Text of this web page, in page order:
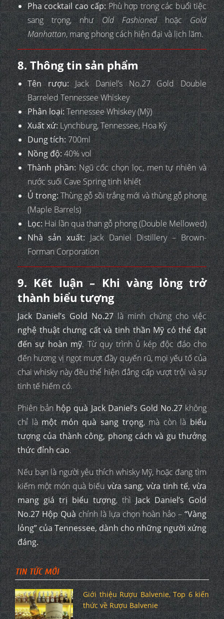
Pha cocktail cao cấp:Phù hợp trong các buổi tiệc
sang trọng, nhưOld FashionedhoặcGold
Manhattan, mang phong cách hiện đại và lịch lãm.
8. Thông tin sản phẩm
Tên rượu:Jack Daniel’s No.27 Gold Double
Barreled Tennessee Whiskey
Phân loại:Tennessee Whiskey (Mỹ)
Xuất xứ:Lynchburg, Tennessee, Hoa Kỳ
Dung tích:700ml
Nồng độ:40% vol
Thành phần:Ngũ cốc chọn lọc, men tự nhiên và
nước suối Cave Spring tinh khiết
Ủ trong:Thùng gỗ sồi trắng mới và thùng gỗ phong
(Maple Barrels)
Lọc:Hai lần qua than gỗ phong (Double Mellowed)
Nhà sản xuất:Jack Daniel Distillery – Brown-
Forman Corporation
9. Kết luận – Khi vàng lỏng trở
thành biểu tượng
Jack Daniel’s Gold No.27là minh chứng cho việc
nghệ thuật chưng cất và tinh thần Mỹ có thể đạt
đến sự hoàn mỹ. Từ quy trình ủ kép độc đáo cho
đến hương vị ngọt mượt đầy quyến rũ, mọi yếu tố của
chai whisky này đều thể hiện đẳng cấp vượt trội và sự
tinh tế hiếm có.
Phiên bảnhộp quà Jack Daniel’s Gold No.27không
chỉ làmột món quà sang trọng, mà còn làbiểu
tượng của thành công, phong cách và gu thưởng
thức đỉnh cao.
Nếu bạn là người yêu thích whisky Mỹ, hoặc đang tìm
kiếm một món quà biếuvừa sang, vừa tinh tế, vừa
mang giá trị biểu tượng, thìJack Daniel’s Gold
No.27 Hộp Quàchính là lựa chọn hoàn hảo –“Vàng
lỏng” của Tennessee, dành cho những người xứng
đáng.
TIN TỨC MỚI
Giới thiệu Rượu Balvenie, Top 6 kiến
thức về Rượu Balvenie